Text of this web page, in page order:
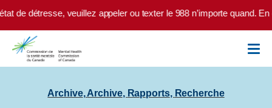
Skip to main content
détresse, veuillez appeler ou texter le 988 n’importe quand. En
Archive,Archive, Rapports, Recherche